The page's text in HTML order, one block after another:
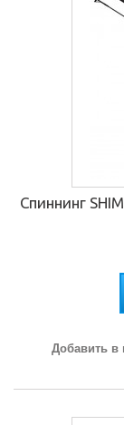
Спиннинг
Добавить в